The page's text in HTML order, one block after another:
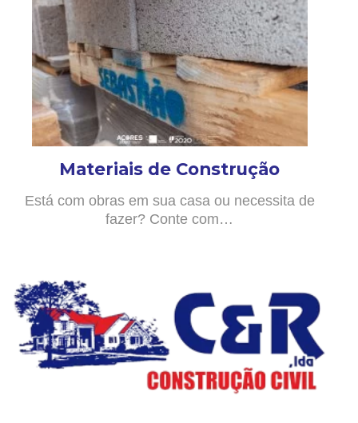
Materiais de Construção
Está com obras em sua casa ou necessita de
fazer? Conte com…